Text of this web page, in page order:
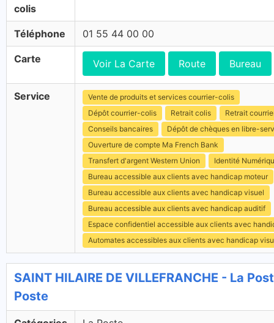
colis
Téléphone 01 55 44 00 00
Carte Voir La Carte Route Bureau
Service
Vente de produits et services courrier-colis
Dépôt courrier-colis
Retrait colis
Retrait
Conseils bancaires
Dépôt de chèques en libre-
Ouverture de compte Ma French Bank
Transfert d'argent Western Union
Identité
Bureau accessible aux clients avec handicap moteur
Bureau accessible aux clients avec handicap visuel
Bureau accessible aux clients avec handicap auditif
Espace confidentiel accessible aux clients avec
Automates accessibles aux clients avec handicap
SAINT HILAIRE DE VILLEFRANCHE - La
Poste